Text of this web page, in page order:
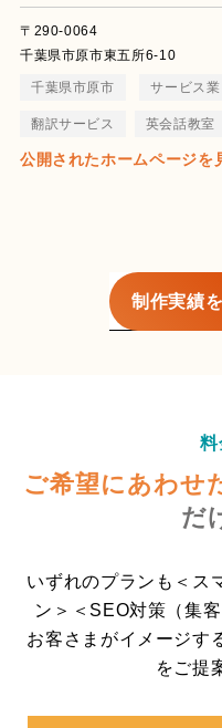
〒290-0064
千葉県市原市東五所6-10
千葉県市原市 サービス業
翻訳サービス 英会話教室
公開されたホームページを
制作実績
ご希望にあわせ
だ
いずれのプランも＜ス
ン＞＜SEO対策（集
お客さまがイメージす
をご提